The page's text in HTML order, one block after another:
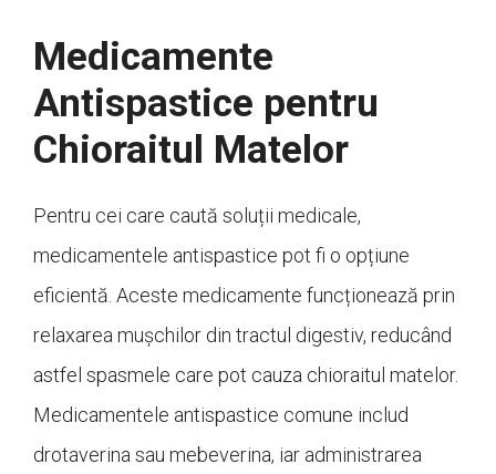
Medicamente
Antispastice pentru
Chioraitul Matelor
Pentru cei care caută soluții medicale,
medicamentele antispastice pot fi o opțiune
eficientă. Aceste medicamente funcționează prin
relaxarea mușchilor din tractul digestiv, reducând
astfel spasmele care pot cauza chioraitul matelor.
Medicamentele antispastice comune includ
drotaverina sau mebeverina, iar administrarea